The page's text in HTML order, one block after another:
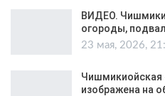
ВИДЕО.
огороды,
23 мая, 2026,
Чишмикиойская
изображена на